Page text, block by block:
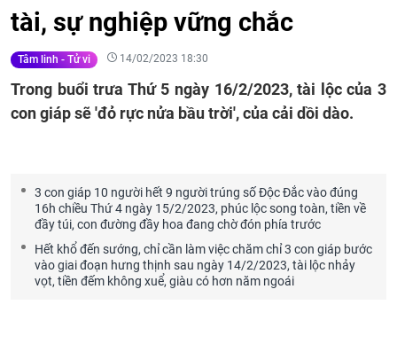
tài, sự nghiệp vững chắc
Tâm linh - Tử vi 14/02/2023 18:30
Trong buổi trưa Thứ 5 ngày 16/2/2023, tài lộc của 3
con giáp sẽ 'đỏ rực nửa bầu trời', của cải dồi dào.
3 con giáp 10 người hết 9 người trúng số Độc Đắc vào đúng
16h chiều Thứ 4 ngày 15/2/2023, phúc lộc song toàn, tiền về
đầy túi, con đường đầy hoa đang chờ đón phía trước
Hết khổ đến sướng, chỉ cần làm việc chăm chỉ 3 con giáp bước
vào giai đoạn hưng thịnh sau ngày 14/2/2023, tài lộc nhảy
vọt, tiền đếm không xuể, giàu có hơn năm ngoái